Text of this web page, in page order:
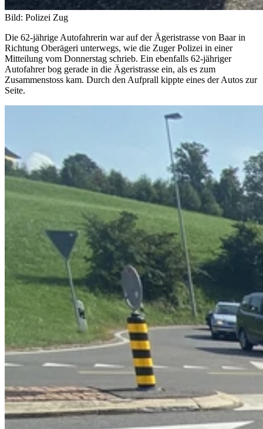
Bild: Polizei Zug
Die 62-jährige Autofahrerin war auf der Ägeristrasse von Baar in
Richtung Oberägeri unterwegs, wie die Zuger Polizei in einer
Mitteilung vom Donnerstag schrieb. Ein ebenfalls 62-jähriger
Autofahrer bog gerade in die Ägeristrasse ein, als es zum
Zusammenstoss kam. Durch den Aufprall kippte eines der Autos zur
Seite.